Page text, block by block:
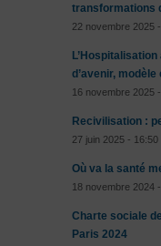
transformations
22 novembre 2025
d’avenir,
16 novembre 2025
Recivilisation :
27 juin 2025 - 16:50
Où va la santé
18 novembre 2024
Charte sociale
Paris 2024